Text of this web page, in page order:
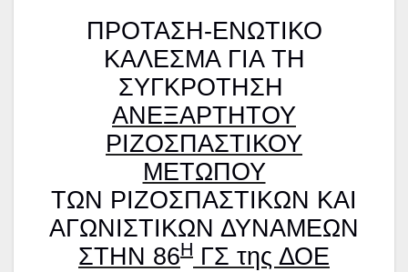
ΠΡΟΤΑΣΗ-ΕΝΩΤΙΚΟ
ΚΑΛΕΣΜΑ ΓΙΑ ΤΗ
ΣΥΓΚΡΟΤΗΣΗ
ΑΝΕΞΑΡΤΗΤΟΥ
ΡΙΖΟΣΠΑΣΤΙΚΟΥ
ΜΕΤΩΠΟΥ
ΤΩΝ ΡΙΖΟΣΠΑΣΤΙΚΩΝ ΚΑΙ
ΑΓΩΝΙΣΤΙΚΩΝ ΔΥΝΑΜΕΩΝ
ΣΤΗΝ 86Η ΓΣ της ΔΟΕ